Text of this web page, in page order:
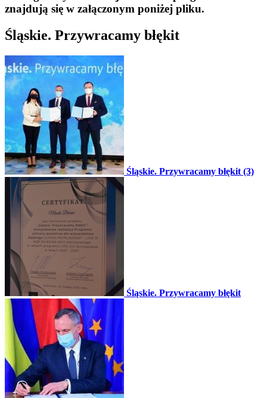
znajdują się w załączonym poniżej pliku.
Śląskie. Przywracamy błękit
Śląskie. Przywracamy błękit (3)
Śląskie. Przywracamy błękit